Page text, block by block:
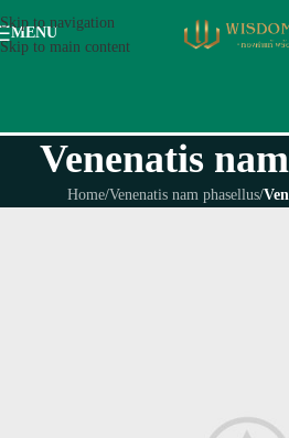
Skip to navigation
Skip to main content
MENU
Venenatis
Home/Venenatis nam phasellus/